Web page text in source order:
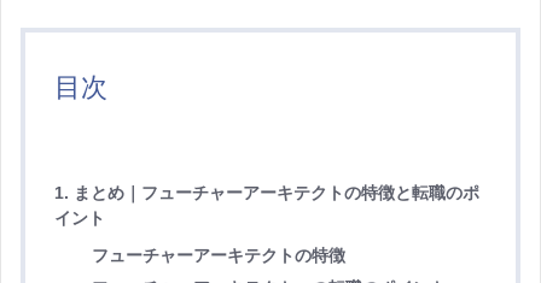
目次
1. まとめ｜フューチャーアーキテクトの特徴と転職のポ
イント
フューチャーアーキテクトの特徴